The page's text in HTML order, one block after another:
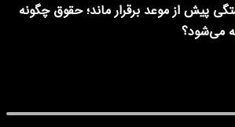
پیش از موعد برقرار ماند؛ حقوق چگونه
می‌شود؟